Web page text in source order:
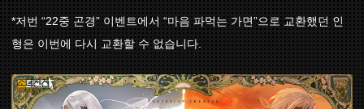
*저번 “22중 곤경” 이벤트에서 “마음 파먹는 가면”으로 교환했던 인
형은 이번에 다시 교환할 수 없습니다.